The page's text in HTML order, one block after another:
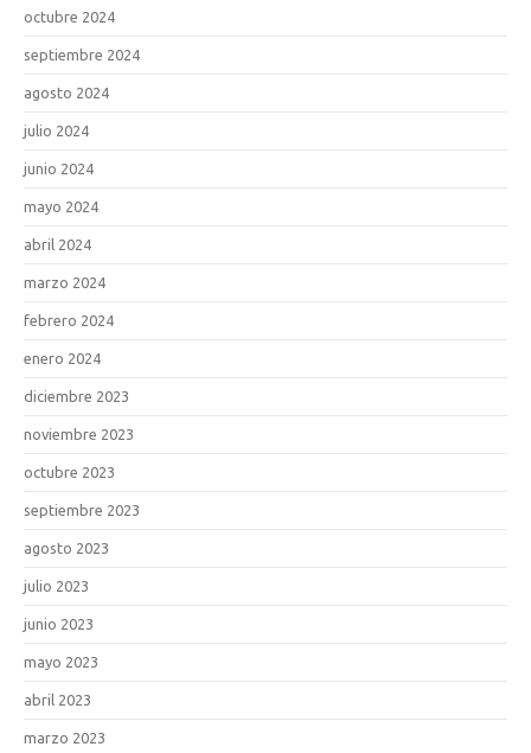
octubre 2024
septiembre 2024
agosto 2024
julio 2024
junio 2024
mayo 2024
abril 2024
marzo 2024
febrero 2024
enero 2024
diciembre 2023
noviembre 2023
octubre 2023
septiembre 2023
agosto 2023
julio 2023
junio 2023
mayo 2023
abril 2023
marzo 2023